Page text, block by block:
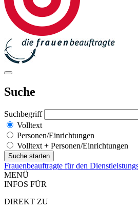
Suche
Suchbegriff
Volltext
Personen/Einrichtungen
Volltext + Personen/Einrichtungen
Frauenbeauftragte für den
MENÜ
INFOS FÜR
DIREKT ZU